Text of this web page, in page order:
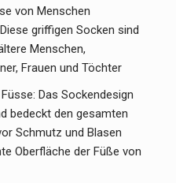
von Menschen
griffigen Socken sind
Menschen,
Frauen und Töchter
Das Sockendesign
bedeckt den gesamten
Schmutz und Blasen
Oberfläche der Füße von